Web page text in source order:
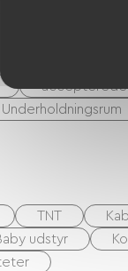
Underholdningsrum
TNT
udstyr